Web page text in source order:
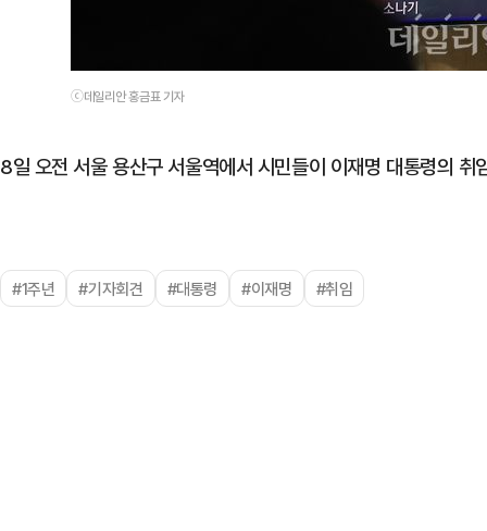
ⓒ데일리안 홍금표 기자
8일 오전 서울 용산구 서울역에서 시민들이 이재명 대통령의 취
#1주년 #기자회견 #대통령 #이재명 #취임